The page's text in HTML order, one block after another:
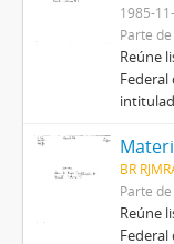
1985-
Parte de
Reúne
Federal
BR
Parte de
Reúne
Federal